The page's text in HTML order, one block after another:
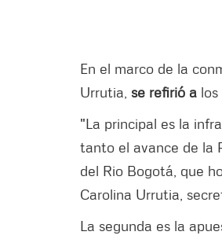
En el marco de la
Urrutia, se refirió a
"La principal es la
tanto el avance de la
del Rio Bogotá, que
Carolina Urrutia,
La segunda es la